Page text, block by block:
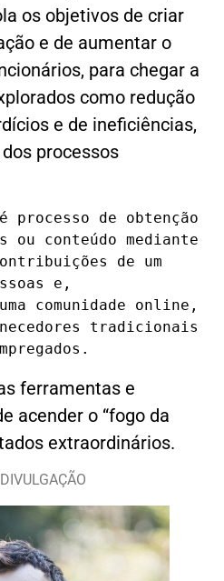
os objetivos de criar
e de aumentar o
para chegar a
como redução
e de ineficiências,
processos
processo de obtenção
conteúdo mediante
de um
e,
comunidade online,
tradicionais
ferramentas e
acender o “fogo da
extraordinários.